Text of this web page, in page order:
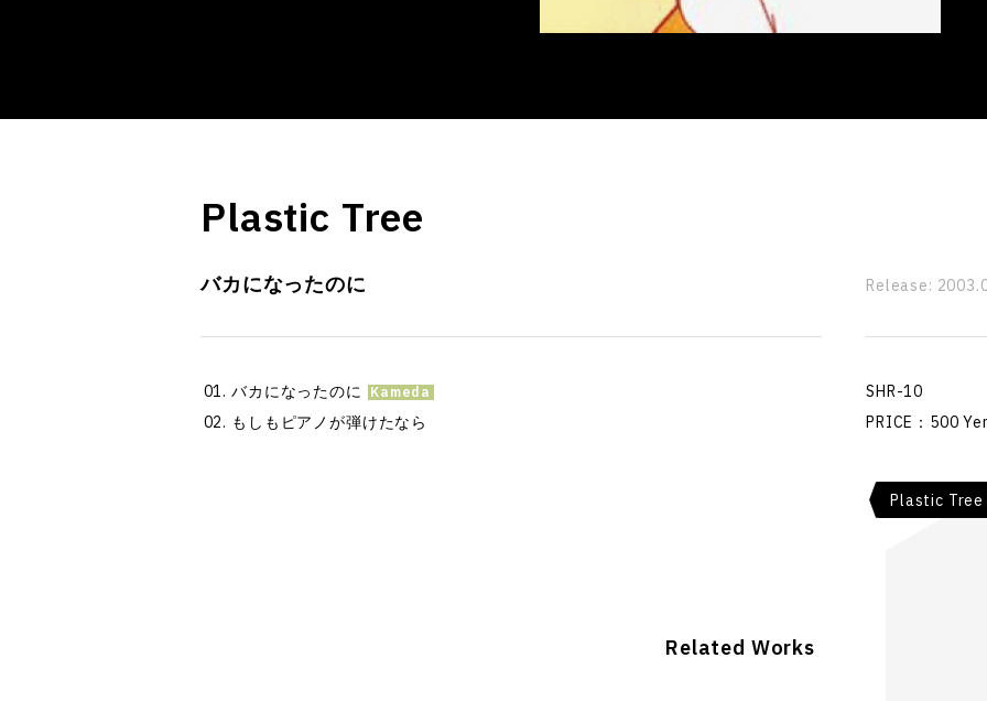
Plastic Tree
バカになったのに Release:
バカになったのに
もしもピアノが弾けたなら
SHR-10
PRICE：500
Plastic
Related Works